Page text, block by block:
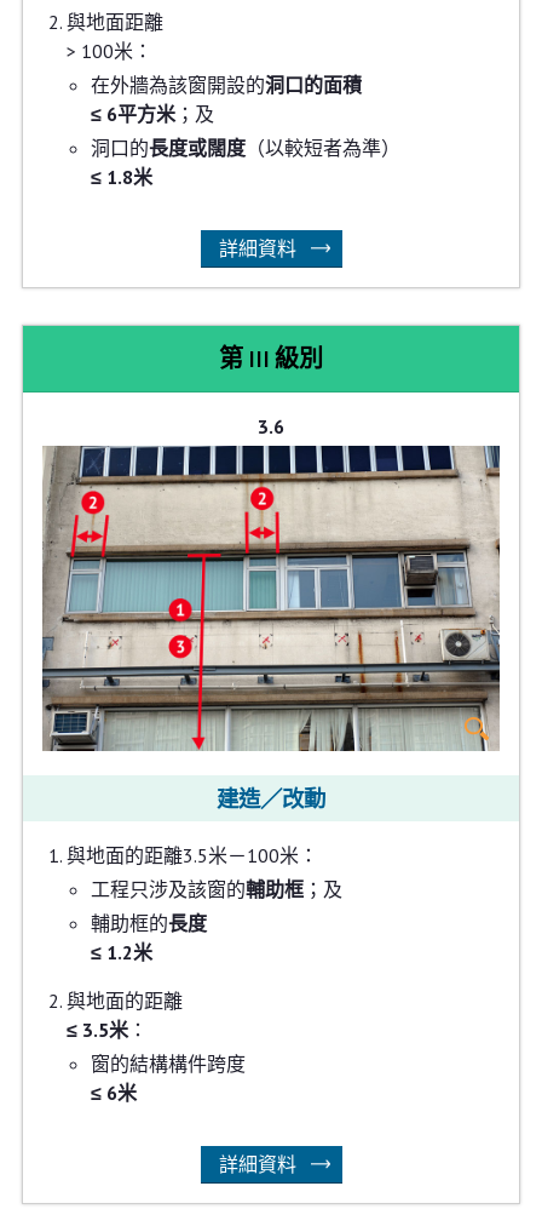
與地面距離
> 100米：
在外牆為該窗開設的洞口的面積
≤ 6平方米；及
洞口的長度或闊度（以較短者為準）
≤ 1.8米
詳細資料
第 III 級別
3.6
建造／改動
與地面的距離3.5米－100米：
工程只涉及該窗的輔助框；及
輔助框的長度
≤ 1.2米
與地面的距離
≤ 3.5米：
窗的結構構件跨度
≤ 6米
詳細資料